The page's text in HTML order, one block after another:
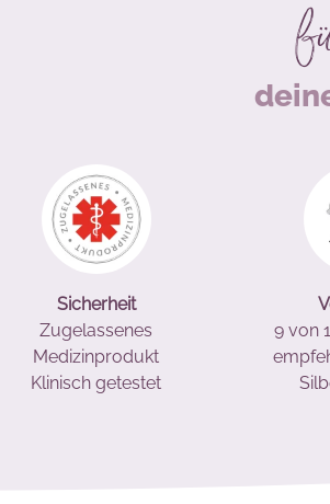
Sicherheit
Zugelassenes
Medizinprodukt
Klinisch getestet
9 von